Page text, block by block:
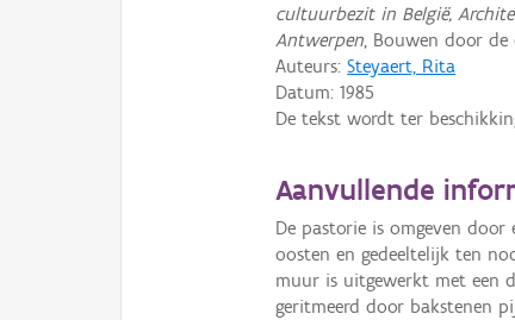
cultuurbezit in België,
Antwerpen, Bouwen door de
Auteurs:Steyaert, Rita
Datum:1985
De tekst wordt ter
Aanvullende
De pastorie is omgeven
oosten en gedeeltelijk ten
muur is uitgewerkt met een
geritmeerd door bakstenen